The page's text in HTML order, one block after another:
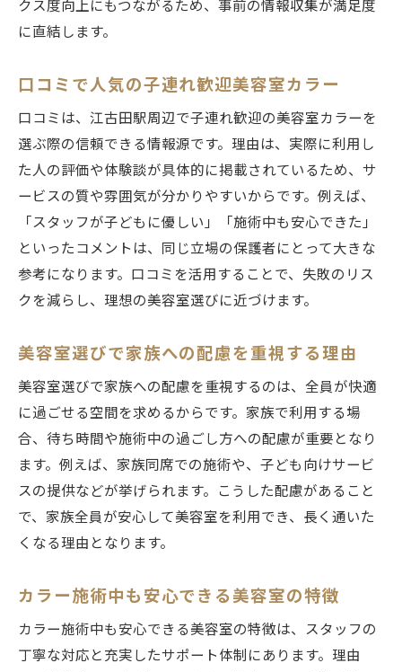
クス度向上にもつながるため、事前の情報収集が満足度
に直結します。
口コミで人気の子連れ歓迎美容室カラー
口コミは、江古田駅周辺で子連れ歓迎の美容室カラーを
選ぶ際の信頼できる情報源です。理由は、実際に利用し
た人の評価や体験談が具体的に掲載されているため、サ
ービスの質や雰囲気が分かりやすいからです。例えば、
「スタッフが子どもに優しい」「施術中も安心できた」
といったコメントは、同じ立場の保護者にとって大きな
参考になります。口コミを活用することで、失敗のリス
クを減らし、理想の美容室選びに近づけます。
美容室選びで家族への配慮を重視する理由
美容室選びで家族への配慮を重視するのは、全員が快適
に過ごせる空間を求めるからです。家族で利用する場
合、待ち時間や施術中の過ごし方への配慮が重要となり
ます。例えば、家族同席での施術や、子ども向けサービ
スの提供などが挙げられます。こうした配慮があること
で、家族全員が安心して美容室を利用でき、長く通いた
くなる理由となります。
カラー施術中も安心できる美容室の特徴
カラー施術中も安心できる美容室の特徴は、スタッフの
丁寧な対応と充実したサポート体制にあります。理由